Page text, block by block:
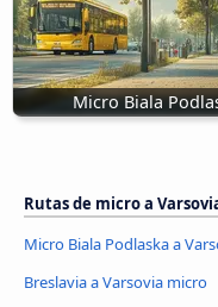
Micro Biala
Rutas de micro a
Micro Biala Podlaska a
Breslavia a Varsovia micro